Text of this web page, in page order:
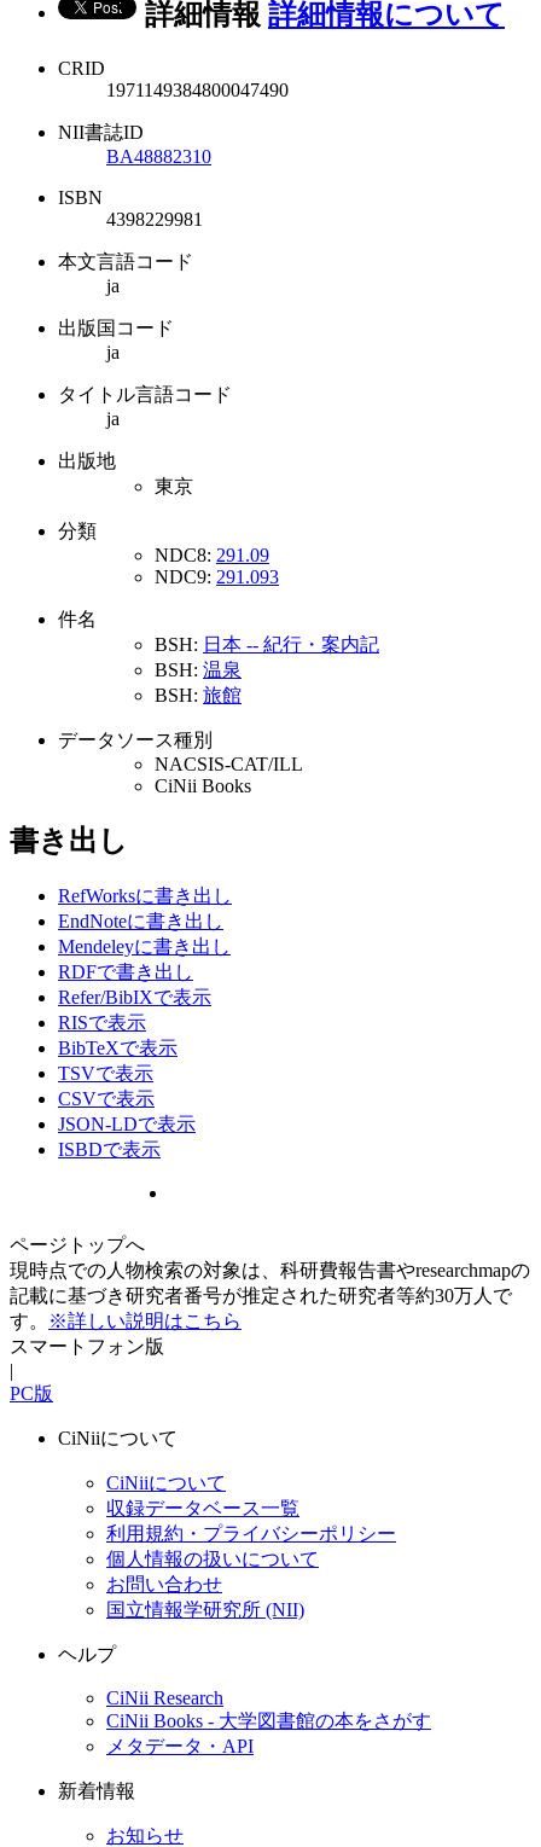
詳細情報 詳細情報について
CRID
1971149384800047490
NII書誌ID
BA48882310
ISBN
4398229981
本文言語コード
ja
出版国コード
ja
タイトル言語コード
ja
出版地
東京
分類
NDC8: 291.09
NDC9: 291.093
件名
BSH: 日本 -- 紀行・案内記
BSH: 温泉
BSH: 旅館
データソース種別
NACSIS-CAT/ILL
CiNii Books
書き出し
RefWorksに書き出し
EndNoteに書き出し
Mendeleyに書き出し
RDFで書き出し
Refer/BibIXで表示
RISで表示
BibTeXで表示
TSVで表示
CSVで表示
JSON-LDで表示
ISBDで表示
ページトップへ
現時点での人物検索の対象は、科研費報告書やresearchmapの
記載に基づき研究者番号が推定された研究者等約30万人で
す。
※詳しい説明はこちら
スマートフォン版
|
PC版
CiNiiについて
CiNiiについて
収録データベース一覧
利用規約・プライバシーポリシー
個人情報の扱いについて
お問い合わせ
国立情報学研究所 (NII)
ヘルプ
CiNii Research
CiNii Books - 大学図書館の本をさがす
メタデータ・API
新着情報
お知らせ